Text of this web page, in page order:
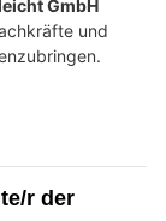
GmbH
und
r der